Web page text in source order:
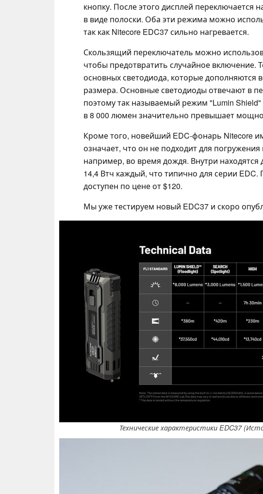
кнопку. После этого дисплей переключается
в виде полоски. Оба эти режима можно
так как Nitecore EDC37 сильно нагревается.
Скользящий переключатель можно
чтобы предотвратить случайное включение.
основных светодиода, которые
размера. Основные светодиоды отвечают в
поэтому так называемый режим "Lumin
в 8 000 люмен значительно превышает
Кроме того, новейший EDC-фонарь Nitecore
означает, что он не подходит для
например, во время дождя. Внутри находятся
14,4 Втч каждый, что типично для серии
доступен по цене от $120.
Мы уже тестируем новый EDC37 и скоро
Технические характеристики EDC37